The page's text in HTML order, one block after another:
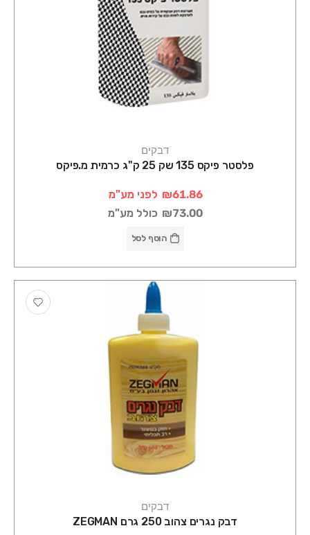
דבקים
פלסטר פיקס 135 שק 25 ק"ג כרמית מ.פיקס
₪61.86 לפני מע"מ
₪73.00 כולל מע"מ
הוסף לסל
דבקים
דבק נגרים צהוב 250 גרם ZEGMAN